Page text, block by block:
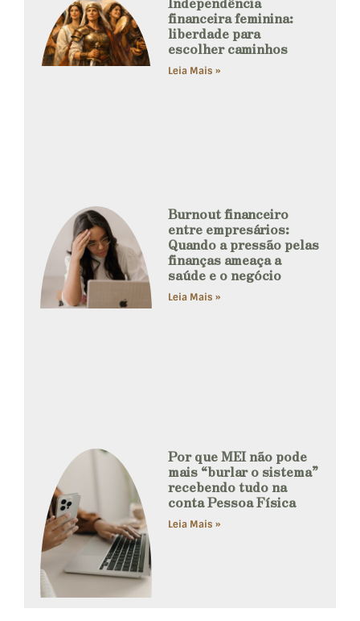
financeira feminina:
liberdade para
escolher caminhos
Leia Mais »
Burnout financeiro
entre empresários:
Quando a pressão pelas
finanças ameaça a
saúde e o negócio
Leia Mais »
Por que MEI não pode
mais “burlar o sistema”
recebendo tudo na
conta Pessoa Física
Leia Mais »